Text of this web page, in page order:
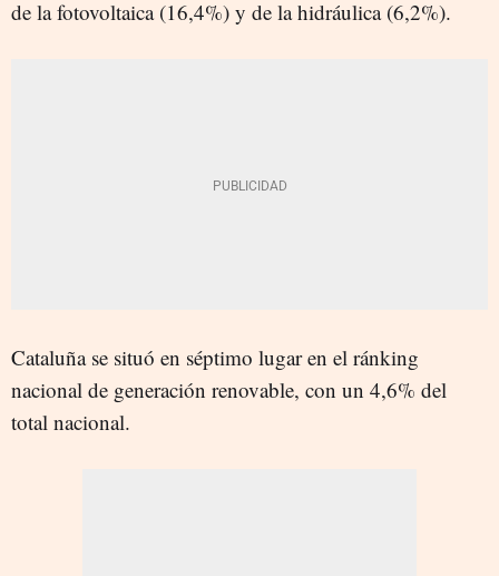
de la fotovoltaica (16,4%) y de la hidráulica (6,2%).
Cataluña se situó en séptimo lugar en el ránking
nacional de generación renovable, con un 4,6% del
total nacional.